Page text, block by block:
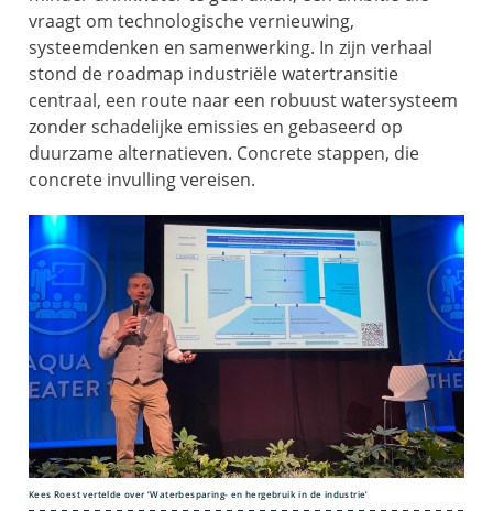
vraagt om technologische vernieuwing,
systeemdenken en samenwerking. In zijn verhaal
stond de roadmap industriële watertransitie
centraal, een route naar een robuust watersysteem
zonder schadelijke emissies en gebaseerd op
duurzame alternatieven. Concrete stappen, die
concrete invulling vereisen.
Kees Roest vertelde over ‘Waterbesparing- en hergebruik in de industrie’